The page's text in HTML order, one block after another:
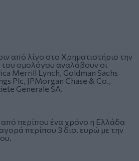
από λίγο στο Χρηματιστήριο την
ομολόγου αναλάβουν οι
Merrill Lynch, Goldman Sachs
Plc, JPMorgan Chase & Co.,
Generale SA.
από περίπου ένα χρόνο η Ελλάδα
περίπου 3 δισ. ευρώ με την